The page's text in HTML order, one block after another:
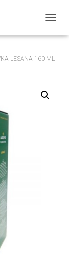
O
LESANA 160 ML